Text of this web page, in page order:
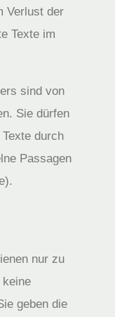
Verlust der
Texte im
sind von
Sie dürfen
durch
Passagen
nur zu
geben die